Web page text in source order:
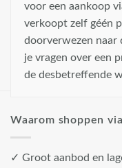
voor een aankoop
verkoopt zelf géén
doorverwezen naar
je vragen over een
de desbetreffende
Waarom shoppen
✓ Groot aanbod en